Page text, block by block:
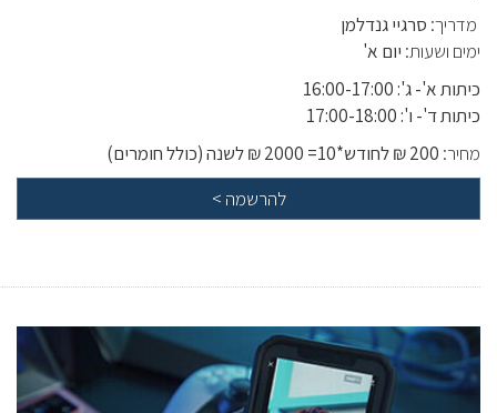
מדריך: סרגיי גנדלמן
ימים ושעות: יום א'
כיתות א'- ג': 16:00-17:00
כיתות ד'- ו': 17:00-18:00
מחיר:
להרשמה >